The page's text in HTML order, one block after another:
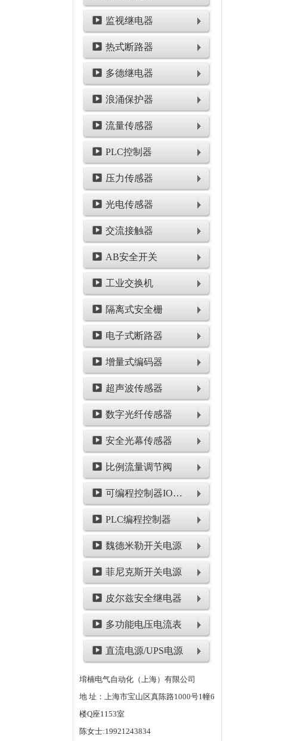
监视继电器
热式断路器
多德继电器
浪涌保护器
流量传感器
PLC控制器
压力传感器
光电传感器
交流接触器
AB安全开关
工业交换机
隔离式安全栅
电子式断路器
增量式编码器
超声波传感器
数字光纤传感器
安全光幕传感器
比例流量调节阀
可编程控制器IO模块
PLC编程控制器
魏德米勒开关电源
菲尼克斯开关电源
皮尔兹安全继电器
多功能电压电流表
直流电源/UPS电源
堉楠电气自动化（上海）有限公司
地 址：上海市宝山区真陈路1000号1幢6
楼Q座1153室
陈女士:19921243834